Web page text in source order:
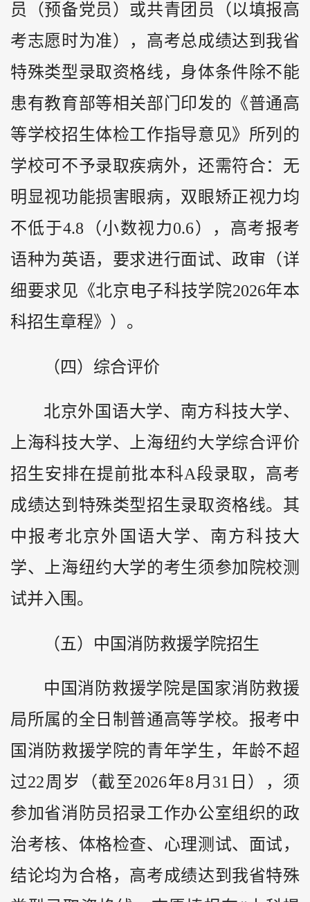
员（预备党员）或共青团员（以填报高
考志愿时为准），高考总成绩达到我省
特殊类型录取资格线，身体条件除不能
患有教育部等相关部门印发的《普通高
等学校招生体检工作指导意见》所列的
学校可不予录取疾病外，还需符合：无
明显视功能损害眼病，双眼矫正视力均
不低于4.8（小数视力0.6），高考报考
语种为英语，要求进行面试、政审（详
细要求见《北京电子科技学院2026年本
科招生章程》）。
（四）综合评价
北京外国语大学、南方科技大学、
上海科技大学、上海纽约大学综合评价
招生安排在提前批本科A段录取，高考
成绩达到特殊类型招生录取资格线。其
中报考北京外国语大学、南方科技大
学、上海纽约大学的考生须参加院校测
试并入围。
（五）中国消防救援学院招生
中国消防救援学院是国家消防救援
局所属的全日制普通高等学校。报考中
国消防救援学院的青年学生，年龄不超
过22周岁（截至2026年8月31日），须
参加省消防员招录工作办公室组织的政
治考核、体格检查、心理测试、面试，
结论均为合格，高考成绩达到我省特殊